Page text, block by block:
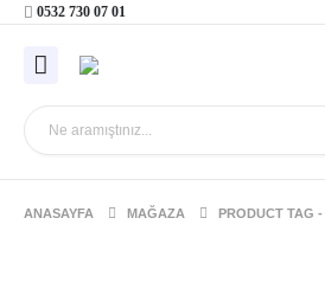
0532 730 07 01
ANASAYFA MAĞAZA PRODUCT TAG -